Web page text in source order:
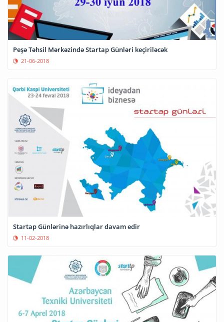
Peşə Təhsil Mərkəzində Startap Günləri keçiriləcək
21-06-2018
Startap Günlərinə hazırlıqlar davam edir
11-02-2018